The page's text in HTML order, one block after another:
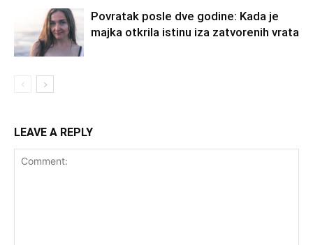
Povratak posle dve godine: Kada je
majka otkrila istinu iza zatvorenih vrata
LEAVE A REPLY